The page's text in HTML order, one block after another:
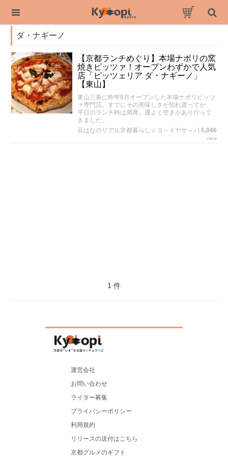
ダ・ナギーノ
【京都ランチめぐり】本場ナポリの窯
焼きピッツァ！オープンわずかで人気
店「ピッツェリア ダ・ナギーノ」
【東山】
東山三条に昨年8月オープンした本場ナポリピッツ
ァ専門店。すでにその美味しさが知れ渡ってか、
平日のランチ時は満席。運よく空きがあり行って
きました。
豆はなのリアル京都暮らし☆ヨ～イヤサ～♪
5,046
view
1 件
運営会社
お問い合わせ
ライター募集
プライバシーポリシー
利用規約
リリースの送付はこちら
京都グルメのギフト